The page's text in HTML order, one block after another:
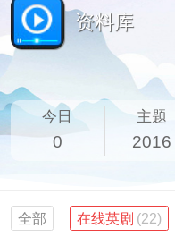
资料库
今日
0
主题
2016
全部 在线英剧 (22)